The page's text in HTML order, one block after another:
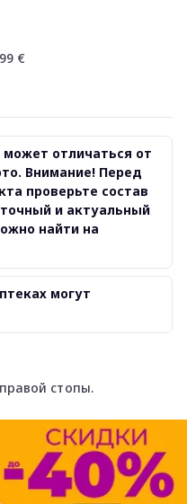
€
стопы.
отличаться от
Внимание! Перед
проверьте состав
и актуальный
найти на
могут